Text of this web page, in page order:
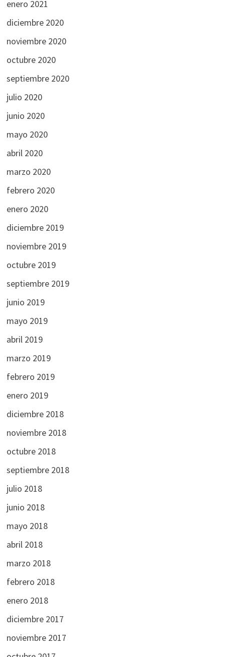
enero 2021
diciembre 2020
noviembre 2020
octubre 2020
septiembre 2020
julio 2020
junio 2020
mayo 2020
abril 2020
marzo 2020
febrero 2020
enero 2020
diciembre 2019
noviembre 2019
octubre 2019
septiembre 2019
junio 2019
mayo 2019
abril 2019
marzo 2019
febrero 2019
enero 2019
diciembre 2018
noviembre 2018
octubre 2018
septiembre 2018
julio 2018
junio 2018
mayo 2018
abril 2018
marzo 2018
febrero 2018
enero 2018
diciembre 2017
noviembre 2017